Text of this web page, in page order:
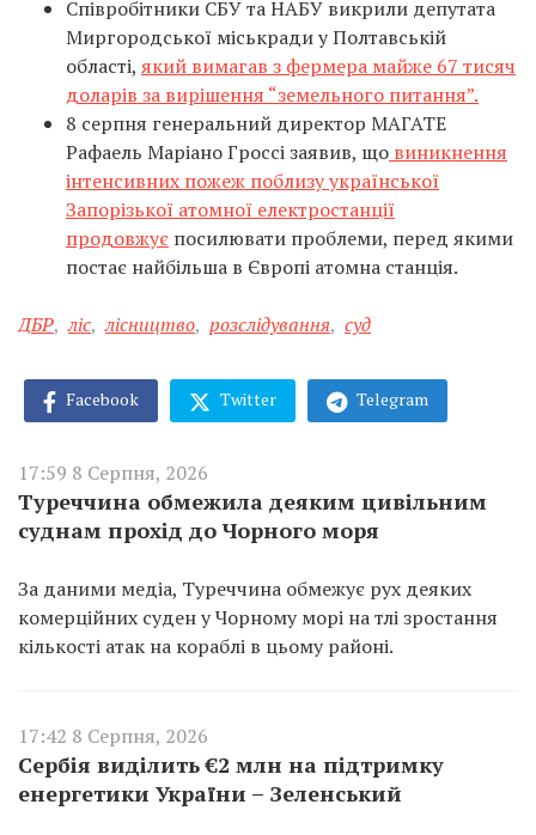
Співробітники СБУ та НАБУ викрили депутата
Миргородської міськради у Полтавській
області, який вимагав з фермера майже 67 тисяч
доларів за вирішення “земельного питання”.
8 серпня генеральний директор МАГАТЕ
Рафаель Маріано Гроссі заявив, що виникнення
інтенсивних пожеж поблизу української
Запорізької атомної електростанції
продовжує посилювати проблеми, перед якими
постає найбільша в Європі атомна станція.
ДБР, ліс, лісництво, розслідування, суд
Facebook Twitter Telegram
17:59 8 Серпня, 2026
Туреччина обмежила деяким цивільним
суднам прохід до Чорного моря
За даними медіа, Туреччина обмежує рух деяких
комерційних суден у Чорному морі на тлі зростання
кількості атак на кораблі в цьому районі.
17:42 8 Серпня, 2026
Сербія виділить €2 млн на підтримку
енергетики України – Зеленський